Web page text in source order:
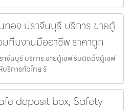
ทอง ปราจีนบุรี บริการ ขายตู้
ทีมงานมืออาชีพ ราคาถูก
จีนบุรี บริการ ขายตู้เซฟ รับติดตั้งตู้เซฟ
ริการทั่วไทย รั
deposit box, Safety